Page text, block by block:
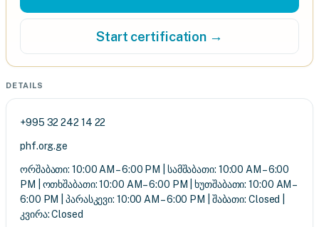
Start certification →
DETAILS
+995 32 242 14 22
phf.org.ge
ორშაბათი: 10:00 AM – 6:00 PM | სამშაბათი: 10:00 AM – 6:00
PM | ოთხშაბათი: 10:00 AM – 6:00 PM | ხუთშაბათი: 10:00 AM –
6:00 PM | პარასკევი: 10:00 AM – 6:00 PM | შაბათი: Closed |
კვირა: Closed